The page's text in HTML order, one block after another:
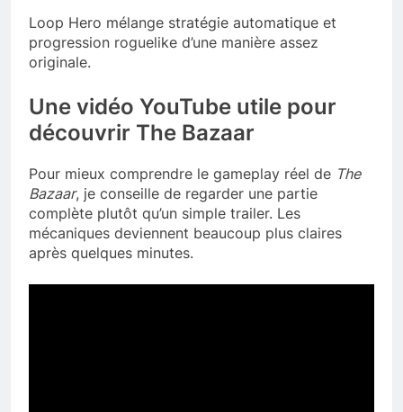
Loop Hero mélange stratégie automatique et
progression roguelike d’une manière assez
originale.
Une vidéo YouTube utile pour
découvrir The Bazaar
Pour mieux comprendre le gameplay réel de The
Bazaar, je conseille de regarder une partie
complète plutôt qu’un simple trailer. Les
mécaniques deviennent beaucoup plus claires
après quelques minutes.